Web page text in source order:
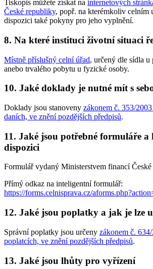
Tiskopis můžete získat na internetových
České republiky, popř. na kterémkoliv celním
dispozici také pokyny pro jeho vyplnění.
8. Na které instituci životní situaci
Místně příslušný celní úřad, určený dle sídla
anebo trvalého pobytu u fyzické osoby.
10. Jaké doklady je nutné mít s
Doklady jsou stanoveny zákonem č. 353/
daních, ve znění pozdějších předpisů.
11. Jaké jsou potřebné formuláře a
dispozici
Formulář vydaný Ministerstvem financí
Přímý odkaz na inteligentní formulář:
https://forms.celnisprava.cz/
12. Jaké jsou poplatky a jak je lze
Správní poplatky jsou určeny zákonem č.
poplatcích, ve znění pozdějších předpisů.
13. Jaké jsou lhůty pro vyřízení